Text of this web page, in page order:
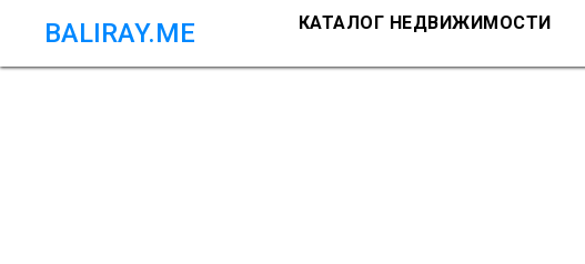
BALIRAY.ME КАТАЛОГ НЕДВИЖИМОСТИ